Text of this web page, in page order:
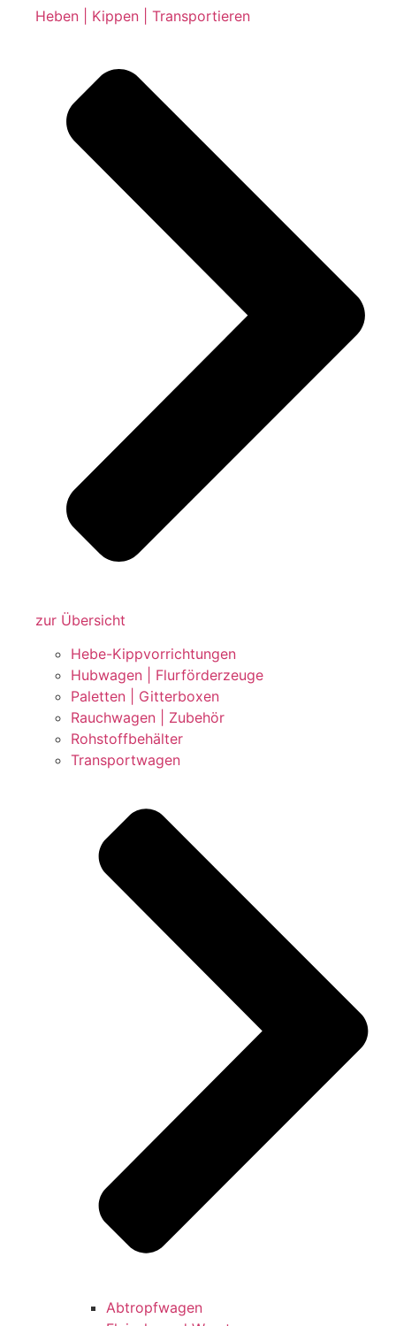
Heben | Kippen | Transportieren
zur Übersicht
Hebe-Kippvorrichtungen
Hubwagen | Flurförderzeuge
Paletten | Gitterboxen
Rauchwagen | Zubehör
Rohstoffbehälter
Transportwagen
Abtropfwagen